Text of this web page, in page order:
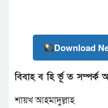
Download
বিবাহ ব হি র্ভূ ত
শায়খ আহমাদুল্লাহ